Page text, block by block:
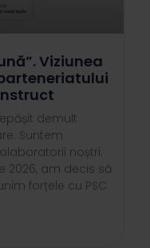
Viziunea
demult
Suntem
noștri.
2026, am decis să
forțele cu PSC